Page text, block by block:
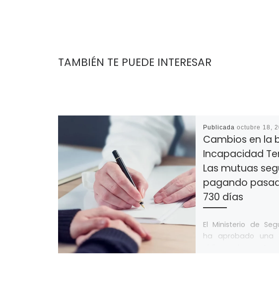
TAMBIÉN TE PUEDE INTERESAR
Publicada octubre 18,
Cambios en la
Incapacidad
Las mutuas
pagando
730 días
El Ministerio de
ha aprobado una